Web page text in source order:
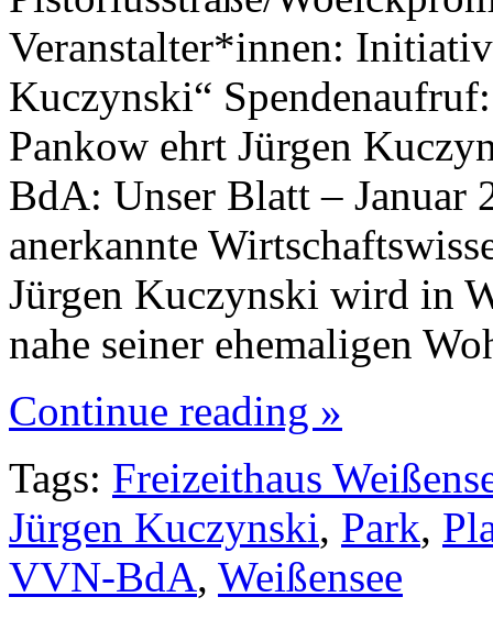
Veranstalter*innen:
Kuczynski“
Pankow ehrt Jürgen
BdA: Unser Blatt – Januar
anerkannte
Jürgen Kuczynski wird in
nahe seiner ehemaligen
Continue reading »
Tags: Freizeithaus
Jürgen Kuczynski, Park,
VVN-BdA, Weißensee